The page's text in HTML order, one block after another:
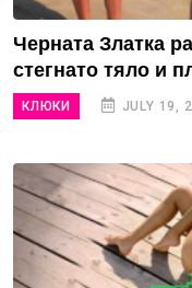
Черната Златка
стегнато тяло и
КЛЮКИ JULY 19,